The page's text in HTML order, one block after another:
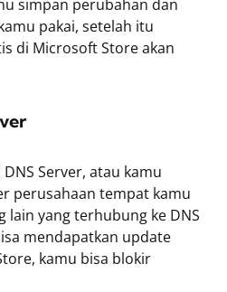
simpan perubahan dan
pakai, setelah itu
di Microsoft Store akan
Server, atau kamu
perusahaan tempat kamu
lain yang terhubung ke DNS
mendapatkan update
kamu bisa blokir